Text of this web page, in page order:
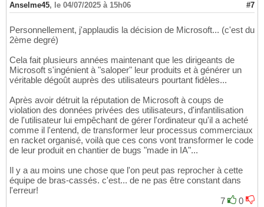
Anselme45, le 04/07/2025 à 15h06 #7
Personnellement, j'applaudis la décision de Microsoft... (c'est du
2ème degré)
Cela fait plusieurs années maintenant que les dirigeants de
Microsoft s'ingénient à "saloper" leur produits et à générer un
véritable dégoût auprès des utilisateurs pourtant fidèles...
Après avoir détruit la réputation de Microsoft à coups de
violation des données privées des utilisateurs, d'infantilisation
de l'utilisateur lui empêchant de gérer l'ordinateur qu'il a acheté
comme il l'entend, de transformer leur processus commerciaux
en racket organisé, voilà que ces cons vont transformer le code
de leur produit en chantier de bugs "made in IA"...
Il y a au moins une chose que l'on peut pas reprocher à cette
équipe de bras-cassés. c'est... de ne pas être constant dans
l'erreur!
7
0